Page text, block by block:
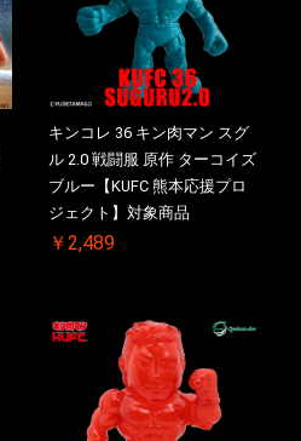
キンコレ 36 キン肉マン スグ
ル 2.0 戦闘服 原作 ターコイズ
ブルー【KUFC 熊本応援プロ
ジェクト】対象商品
￥2,489